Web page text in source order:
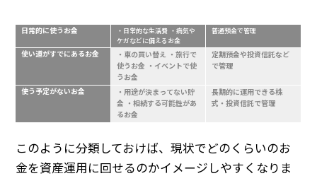
日常的に使うお金
・日常的な生活費 ・病気や
ケガなどに備えるお金
普通預金で管理
使い道がすでにあるお金
・車の買い替え ・旅行で
使うお金 ・イベントで使
うお金
定期預金や投資信託など
で管理
使う予定がないお金
・用途が決まってない貯
金 ・相続する可能性があ
るお金
長期的に運用できる株
式・投資信託で管理
このように分類しておけば、現状でどのくらいのお
金を資産運用に回せるのかイメージしやすくなりま